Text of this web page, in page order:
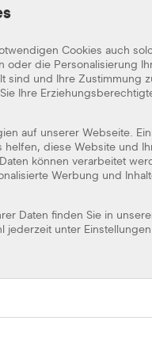
Cookies auch
oder die Personalisierung
sind und Ihre Zustimmung
Ihre
auf unserer Webseite.
helfen, diese Website und
können verarbeitet
Werbung und
Daten finden Sie in
jederzeit unter Einstellungen
Herr Frau